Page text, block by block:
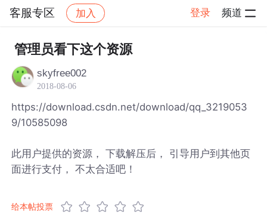
客服专区 加入 登录 频道
社区 客服专区 帖子详情
管理员看下这个资源
skyfree002
2018-08-06
https://download.csdn.net/download/qq_3219053
9/10585098
此用户提供的资源， 下载解压后， 引导用户到其他页
面进行支付， 不太合适吧！
给本帖投票